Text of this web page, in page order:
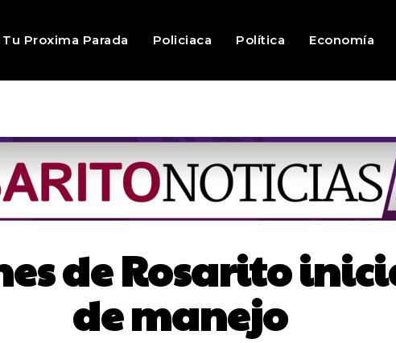
Tu Proxima Parada Policiaca Política Economía
de Rosarito
de manejo